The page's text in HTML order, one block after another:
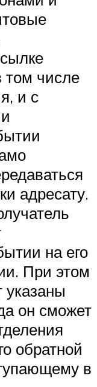
том числе
и с
адресату.
на его
При этом
указаны
он сможет
обратной
в